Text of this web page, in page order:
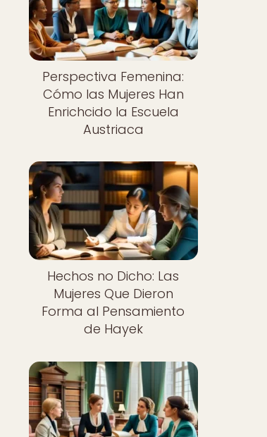
Perspectiva Femenina:
Cómo las Mujeres Han
Enrichcido la Escuela
Austriaca
Hechos no Dicho: Las
Mujeres Que Dieron
Forma al Pensamiento
de Hayek